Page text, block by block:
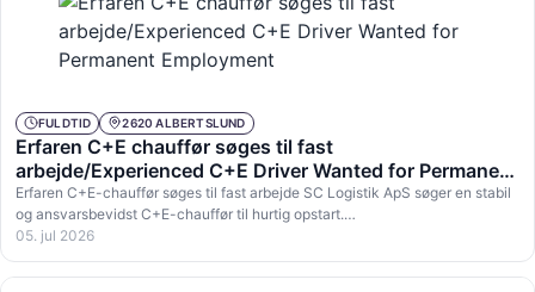
FULDTID 2620 ALBERTSLUND
Erfaren C+E chauffør søges til fast
arbejde/Experienced C+E Driver Wanted for Permanent
Employment
Erfaren C+E-chauffør søges til fast arbejde SC Logistik ApS søger en stabil
og ansvarsbevidst C+E-chauffør til hurtig opstart.…
05. jul 2026